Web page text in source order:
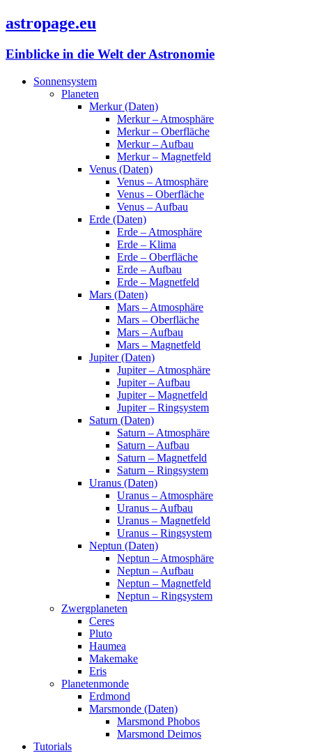
astropage.eu
Einblicke in die Welt der Astronomie
Sonnensystem
Planeten
Merkur (Daten)
Merkur – Atmosphäre
Merkur – Oberfläche
Merkur – Aufbau
Merkur – Magnetfeld
Venus (Daten)
Venus – Atmosphäre
Venus – Oberfläche
Venus – Aufbau
Erde (Daten)
Erde – Atmosphäre
Erde – Klima
Erde – Oberfläche
Erde – Aufbau
Erde – Magnetfeld
Mars (Daten)
Mars – Atmosphäre
Mars – Oberfläche
Mars – Aufbau
Mars – Magnetfeld
Jupiter (Daten)
Jupiter – Atmosphäre
Jupiter – Aufbau
Jupiter – Magnetfeld
Jupiter – Ringsystem
Saturn (Daten)
Saturn – Atmosphäre
Saturn – Aufbau
Saturn – Magnetfeld
Saturn – Ringsystem
Uranus (Daten)
Uranus – Atmosphäre
Uranus – Aufbau
Uranus – Magnetfeld
Uranus – Ringsystem
Neptun (Daten)
Neptun – Atmosphäre
Neptun – Aufbau
Neptun – Magnetfeld
Neptun – Ringsystem
Zwergplaneten
Ceres
Pluto
Haumea
Makemake
Eris
Planetenmonde
Erdmond
Marsmonde (Daten)
Marsmond Phobos
Marsmond Deimos
Tutorials